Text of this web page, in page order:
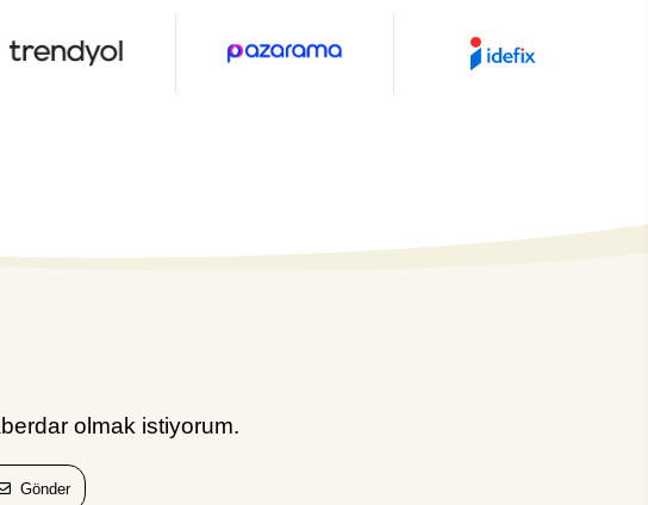
olmak istiyorum.
Gönder